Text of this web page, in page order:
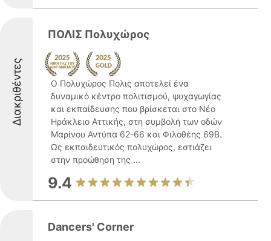
Διακριθέντες
ΠΟΛΙΣ Πολυχώρος
Ο Πολυχώρος Πολις αποτελεί ένα
δυναμικό κέντρο πολιτισμού, ψυχαγωγίας
και εκπαίδευσης που βρίσκεται στο Νέο
Ηράκλειο Αττικής, στη συμβολή των οδών
Μαρίνου Αντύπα 62-66 και Φιλοθέης 69Β.
Ως εκπαιδευτικός πολυχώρος, εστιάζει
στην προώθηση της ...
9.4
Dancers' Corner